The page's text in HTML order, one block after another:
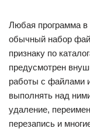
Любая программа в
обычный набор
признаку по
предусмотрен
работы с файлами
выполнять над
удаление,
перезапись и